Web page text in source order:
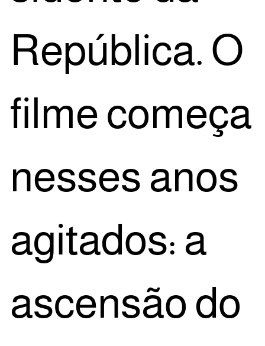
Repú­bli­ca. O
fil­me come­ça
nes­ses anos
agi­ta­dos: a
ascen­são do